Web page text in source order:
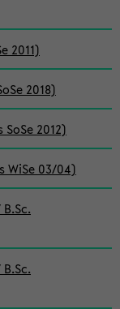
2011)
2018)
2012)
WiSe 03/04)